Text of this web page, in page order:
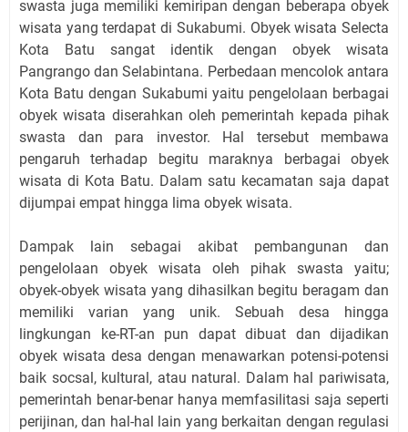
swasta juga memiliki kemiripan dengan beberapa obyek
wisata yang terdapat di Sukabumi. Obyek wisata Selecta
Kota Batu sangat identik dengan obyek wisata
Pangrango dan Selabintana. Perbedaan mencolok antara
Kota Batu dengan Sukabumi yaitu pengelolaan berbagai
obyek wisata diserahkan oleh pemerintah kepada pihak
swasta dan para investor. Hal tersebut membawa
pengaruh terhadap begitu maraknya berbagai obyek
wisata di Kota Batu. Dalam satu kecamatan saja dapat
dijumpai empat hingga lima obyek wisata.
Dampak lain sebagai akibat pembangunan dan
pengelolaan obyek wisata oleh pihak swasta yaitu;
obyek-obyek wisata yang dihasilkan begitu beragam dan
memiliki varian yang unik. Sebuah desa hingga
lingkungan ke-RT-an pun dapat dibuat dan dijadikan
obyek wisata desa dengan menawarkan potensi-potensi
baik socsal, kultural, atau natural. Dalam hal pariwisata,
pemerintah benar-benar hanya memfasilitasi saja seperti
perijinan, dan hal-hal lain yang berkaitan dengan regulasi